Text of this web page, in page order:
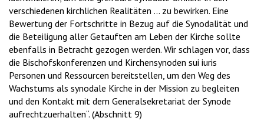
verschiedenen kirchlichen Realitäten … zu bewirken. Eine
Bewertung der Fortschritte in Bezug auf die Synodalität und
die Beteiligung aller Getauften am Leben der Kirche sollte
ebenfalls in Betracht gezogen werden. Wir schlagen vor, dass
die Bischofskonferenzen und Kirchensynoden sui iuris
Personen und Ressourcen bereitstellen, um den Weg des
Wachstums als synodale Kirche in der Mission zu begleiten
und den Kontakt mit dem Generalsekretariat der Synode
aufrechtzuerhalten“. (Abschnitt 9)